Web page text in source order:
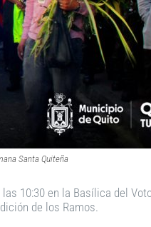
Santa Quiteña
10:30 en la Basílica del
de los Ramos.